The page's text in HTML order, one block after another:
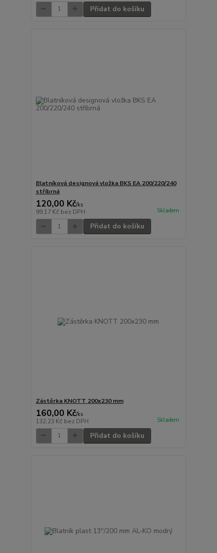
Přidat do košíku
Blatníková designová vložka BKS EA 200/220/240
stříbrná
120,00 Kč/ks
99,17 Kč bez DPH Skladem
Přidat do košíku
Zástěrka KNOTT 200x230 mm
160,00 Kč/ks
132,23 Kč bez DPH Skladem
Přidat do košíku